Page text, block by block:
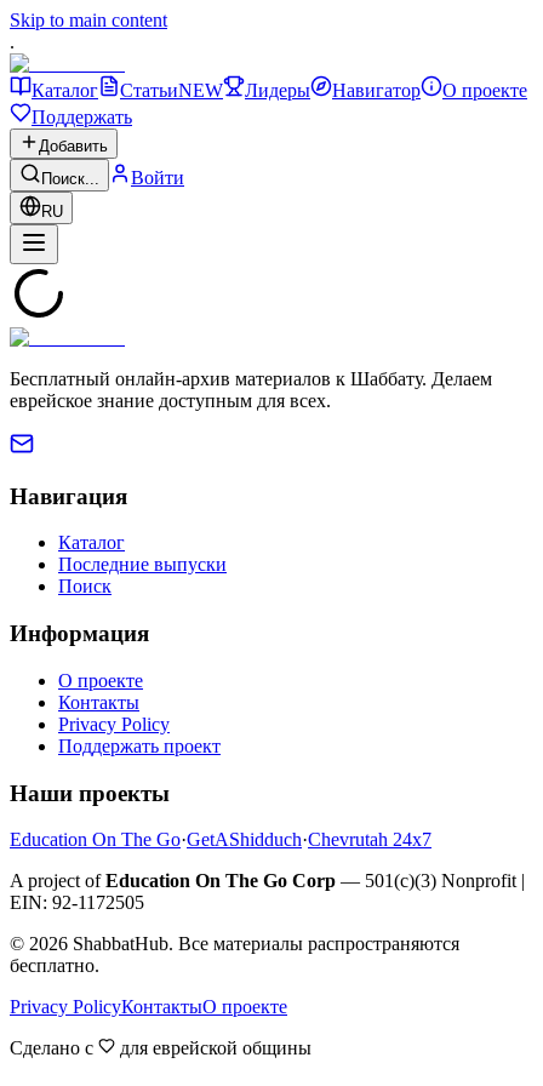
Skip to main content
.
Каталог СтатьиNEW Лидеры Навигатор
О проекте
Поддержать
Добавить
Поиск...
Войти
RU
Бесплатный онлайн-архив материалов к Шаббату. Делаем
еврейское знание доступным для всех.
Навигация
Каталог
Последние выпуски
Поиск
Информация
О проекте
Контакты
Privacy Policy
Поддержать проект
Наши проекты
Education On The Go·GetAShidduch·Chevrutah 24x7
A project ofEducation On The Go Corp — 501(c)(3) Nonprofit |
EIN: 92-1172505
© 2026 ShabbatHub. Все материалы распространяются
бесплатно.
Privacy PolicyКонтактыО проекте
Сделано с
для еврейской общины